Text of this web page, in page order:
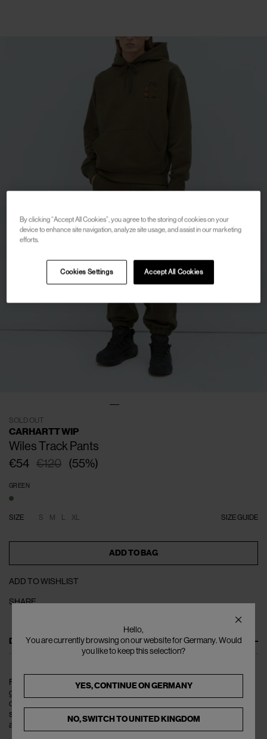
SOLD OUT
CARHARTT WIP
Wiles Track Pants
€120
€54 (55%)
GREEN
SIZE GUIDE
SIZE S M L XL
ADD TO BAG
ADD TO WISHLIST
SHARE
DESCRIPTION
Fai un salto di stile con l'ultima offerta di CARHARTT WIP - i pantaloni da
ginnastica Wiles. Questi pantaloni sono progettati per fare una
dichiarazione, mescolando estetica da lavoro tradizionale con un vibe
streetwear contemporaneo. Comfort e stile sono al centro del design,
assicurando che tu sembri al meglio in qualsiasi occasione.
By clicking “Accept All Cookies”, you agree to the storing of cookies on your
device to enhance site navigation, analyze site usage, and assist in our marketing
efforts.
Accept All Cookies
Cookies Settings
Hello,
You are currently browsing on our website for Germany. Would
you like to keep this selection?
YES, CONTINUE ONGERMANY
NO, SWITCH TOUNITED KINGDOM